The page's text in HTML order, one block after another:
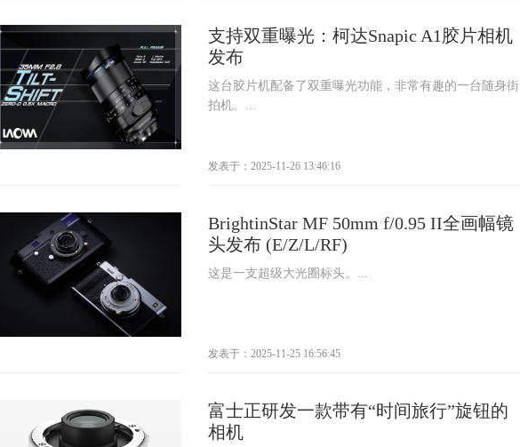
支持双重曝光：柯达Snapic A1胶片相机
发布
这台胶片机配备了双重曝光功能，非常有趣的一台随身街
拍机。...
发表于：2025-11-26 13:46:16
BrightinStar MF 50mm f/0.95 II全画幅镜
头发布 (E/Z/L/RF)
这是一支超级大光圈标头。...
发表于：2025-11-25 16:56:45
富士正研发一款带有“时间旅行”旋钮的
相机